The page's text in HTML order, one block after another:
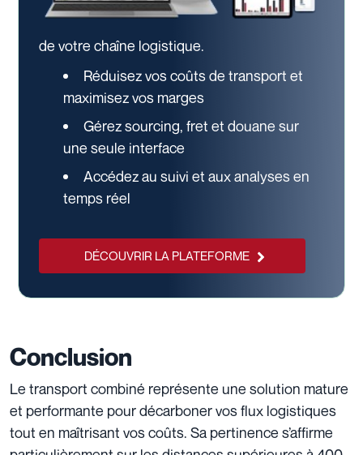
de votre chaîne logistique.
Réduisez vos coûts de transport et
maximisez vos marges
Gérez sourcing, fret et douane sur
une seule interface
Accédez au suivi et aux analyses en
temps réel
DÉCOUVRIR LA PLATEFORME
Conclusion
Le transport combiné représente une solution mature
et performante pour décarboner vos flux logistiques
tout en maîtrisant vos coûts. Sa pertinence s’affirme